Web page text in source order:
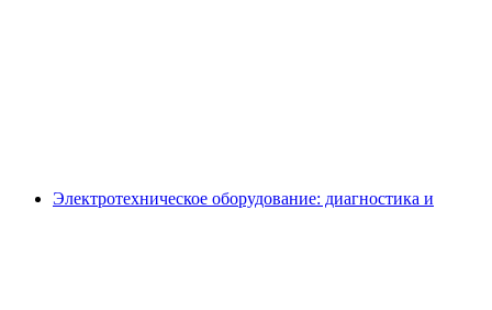
Электротехническое оборудование: диагностика и